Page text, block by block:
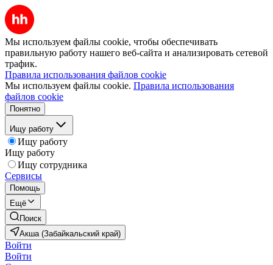
Мы используем файлы cookie, чтобы обеспечивать
правильную работу нашего веб-сайта и анализировать сетевой
трафик.
Правила использования файлов cookie
Мы используем файлы cookie. Правила использования
файлов cookie
Понятно
Ищу работу
Ищу работу
Ищу работу
Ищу сотрудника
Сервисы
Помощь
Ещё
Поиск
Акша (Забайкальский край)
Войти
Войти